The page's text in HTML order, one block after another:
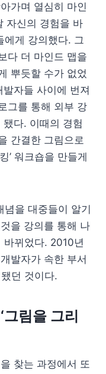
가며 열심히 마인
자신의 경험을 바
에게 강의했다. 그
다 더 마인드 맵을
뿌듯할 수가 없었
자들 사이에 번져
그를 통해 외부 강
다. 이때의 경험
간결한 그림으로
’ 워크숍을 만들게
을 대중들이 알기
을 강의를 통해 나
바뀌었다. 2010년
발자가 속한 부서
던 것이다.
림을 그리
찾는 과정에서 또